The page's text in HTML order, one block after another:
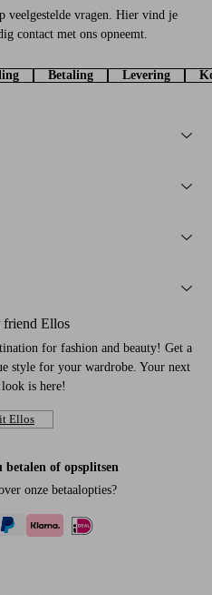
veelgestelde vragen. Hier vind je
contact met ons opneemt.
Betaling Levering
friend Ellos
for fashion and beauty! Get a
style for your wardrobe. Your next
is here!
Ellos
betalen of opsplitsen
onze betaalopties?